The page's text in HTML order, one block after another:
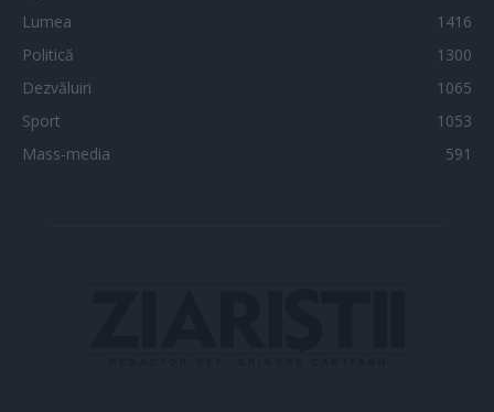
Lumea
1416
Politică
1300
Dezvăluiri
1065
Sport
1053
Mass-media
591